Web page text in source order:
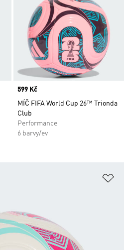
Price
599 Kč
MÍČ FIFA World Cup 26™ Trionda
Club
Performance
6 barvy/ev